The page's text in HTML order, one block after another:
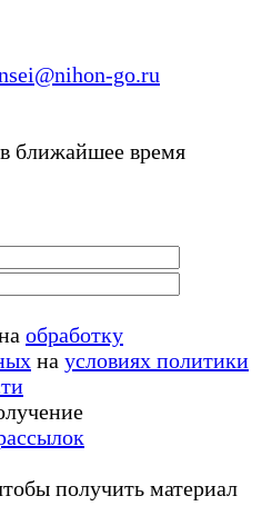
go.ru
ближайшее время
обработку
на условиях политики
получить материал